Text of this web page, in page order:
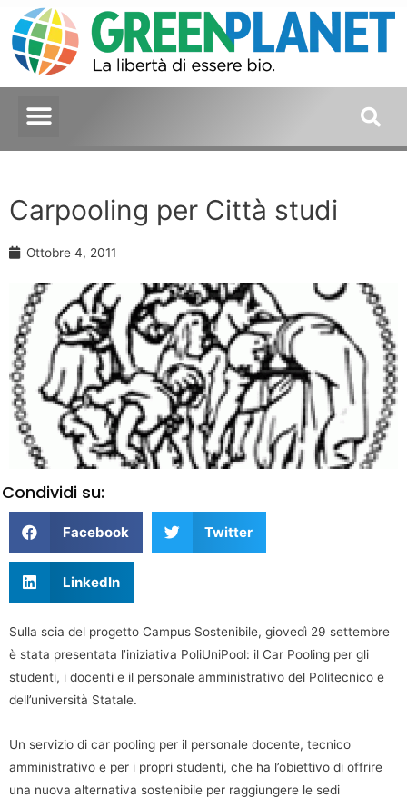
Carpooling per Città studi
Ottobre 4, 2011
Condividi su:
Facebook Twitter
LinkedIn
Sulla scia del progetto Campus Sostenibile, giovedì 29 settembre
è stata presentata l’iniziativa PoliUniPool: il Car Pooling per gli
studenti, i docenti e il personale amministrativo del Politecnico e
dell’università Statale.
Un servizio di car pooling per il personale docente, tecnico
amministrativo e per i propri studenti, che ha l’obiettivo di offrire
una nuova alternativa sostenibile per raggiungere le sedi